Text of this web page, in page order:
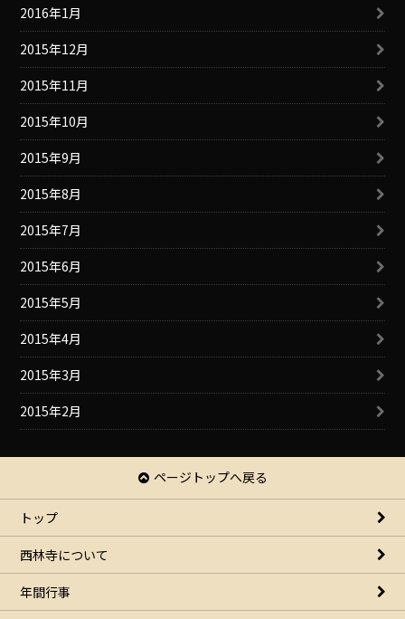
2016年1月
2015年12月
2015年11月
2015年10月
2015年9月
2015年8月
2015年7月
2015年6月
2015年5月
2015年4月
2015年3月
2015年2月
ページトップへ戻る
トップ
西林寺について
年間行事